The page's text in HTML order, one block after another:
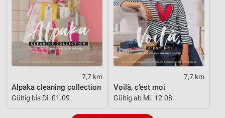
7,7 km
Alpaka cleaning collection
Gültig bis Di. 01.09.
7,7 km
Voilà, c’est moi
Gültig ab Mi. 12.08.